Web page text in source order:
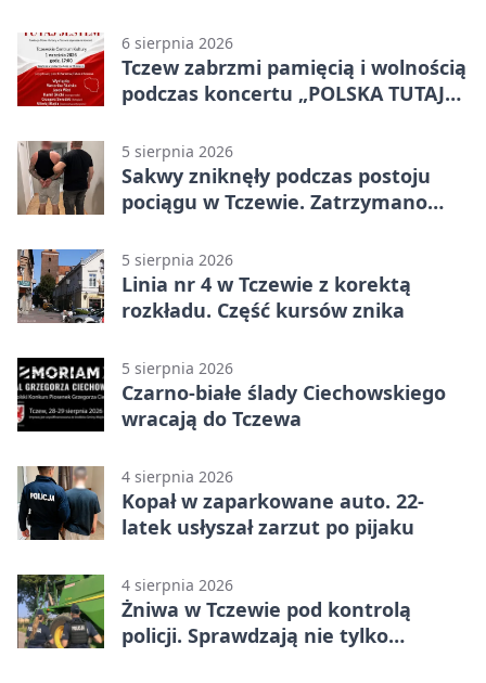
6 sierpnia 2026
Tczew zabrzmi pamięcią i wolnością
podczas koncertu „POLSKA TUTAJ
5 sierpnia 2026
Sakwy zniknęły podczas postoju
pociągu w Tczewie. Zatrzymano
5 sierpnia 2026
Linia nr 4 w Tczewie z korektą
rozkładu. Część kursów znika
5 sierpnia 2026
Czarno-białe ślady Ciechowskiego
wracają do Tczewa
4 sierpnia 2026
Kopał w zaparkowane auto. 22-
latek usłyszał zarzut po pijaku
4 sierpnia 2026
Żniwa w Tczewie pod kontrolą
policji. Sprawdzają nie tylko